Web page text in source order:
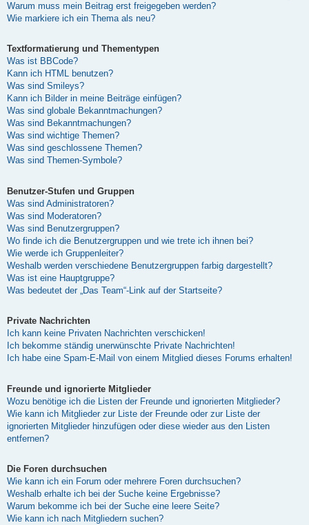
Warum muss mein Beitrag erst freigegeben werden?
Wie markiere ich ein Thema als neu?
Textformatierung und Thementypen
Was ist BBCode?
Kann ich HTML benutzen?
Was sind Smileys?
Kann ich Bilder in meine Beiträge einfügen?
Was sind globale Bekanntmachungen?
Was sind Bekanntmachungen?
Was sind wichtige Themen?
Was sind geschlossene Themen?
Was sind Themen-Symbole?
Benutzer-Stufen und Gruppen
Was sind Administratoren?
Was sind Moderatoren?
Was sind Benutzergruppen?
Wo finde ich die Benutzergruppen und wie trete ich ihnen bei?
Wie werde ich Gruppenleiter?
Weshalb werden verschiedene Benutzergruppen farbig dargestellt?
Was ist eine Hauptgruppe?
Was bedeutet der „Das Team“-Link auf der Startseite?
Private Nachrichten
Ich kann keine Privaten Nachrichten verschicken!
Ich bekomme ständig unerwünschte Private Nachrichten!
Ich habe eine Spam-E-Mail von einem Mitglied dieses Forums erhalten!
Freunde und ignorierte Mitglieder
Wozu benötige ich die Listen der Freunde und ignorierten Mitglieder?
Wie kann ich Mitglieder zur Liste der Freunde oder zur Liste der
ignorierten Mitglieder hinzufügen oder diese wieder aus den Listen
entfernen?
Die Foren durchsuchen
Wie kann ich ein Forum oder mehrere Foren durchsuchen?
Weshalb erhalte ich bei der Suche keine Ergebnisse?
Warum bekomme ich bei der Suche eine leere Seite?
Wie kann ich nach Mitgliedern suchen?